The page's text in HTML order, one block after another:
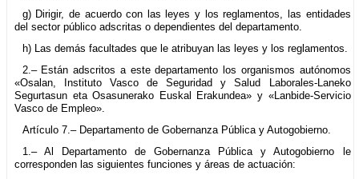
g) Dirigir, de acuerdo con las leyes y los reglamentos, las entidades
del sector público adscritas o dependientes del departamento.
h) Las demás facultades que le atribuyan las leyes y los reglamentos.
2.– Están adscritos a este departamento los organismos autónomos
«Osalan, Instituto Vasco de Seguridad y Salud Laborales-Laneko
Segurtasun eta Osasunerako Euskal Erakundea» y «Lanbide-Servicio
Vasco de Empleo».
Artículo 7.– Departamento de Gobernanza Pública y Autogobierno.
1.– Al Departamento de Gobernanza Pública y Autogobierno le
corresponden las siguientes funciones y áreas de actuación: